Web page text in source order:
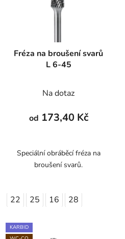
Fréza na broušení svarů
L 6-45
Na dotaz
od 173,40 Kč
Speciální obráběcí fréza na
broušení svarů.
22 25 16 28
KARBID